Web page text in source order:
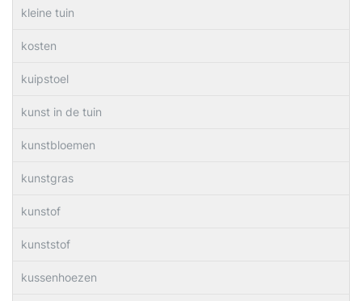
kleine tuin
kosten
kuipstoel
kunst in de tuin
kunstbloemen
kunstgras
kunstof
kunststof
kussenhoezen